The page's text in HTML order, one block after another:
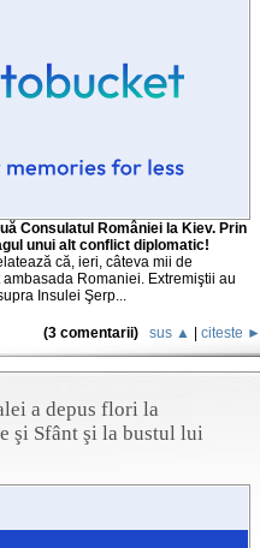
Consulatul României la Kiev. Prin
unui alt conflict diplomatic!
că, ieri, câteva mii de
Romaniei. Extremiştii au
Insulei Şerp...
(3 comentarii) sus ▲ citeste ►
a depus flori la
şi Sfânt şi la bustul lui